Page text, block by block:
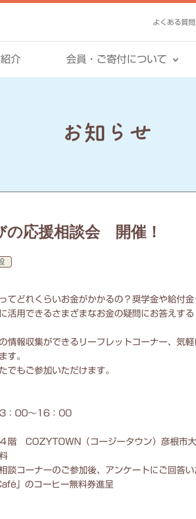
よくある質問
介 会員・ご寄付について
の応援相談会 開催！
てどれくらいお金がかかるの？奨学金や給付金
活用できるさまざまなお金の疑問にお答えす
情報収集ができるリーフレットコーナー、気
す。
もご参加いただけます。
：00～16：00
階 COZYTOWN（コージータウン）彦根市
コーナーのご参加後、アンケートにご回答
」のコーヒー無料券進呈